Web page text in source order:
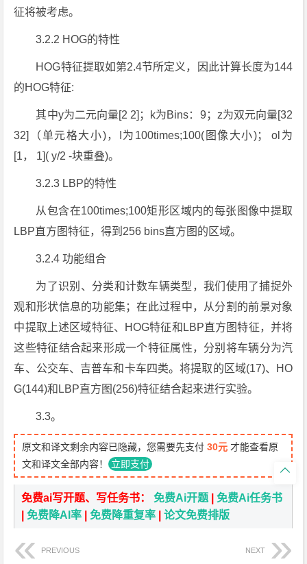
征将被考虑。
3.2.2 HOG的特性
HOG特征提取如第2.4节所定义，因此计算长度为144
的HOG特征:
其中y为二元向量[2 2]；k为Bins：9；z为双元向量[32
32]（单元格大小)，I为100times;100(图像大小)； ol为
[1， 1]( y/2 -块重叠)。
3.2.3 LBP的特性
从包含在100times;100矩形区域内的每张图像中提取
LBP直方图特征，得到256 bins直方图的区域。
3.2.4 功能组合
为了识别、分类和计数车辆类型，我们使用了捕捉外
观和形状信息的功能集；在此过程中，从分割的前景对象
中提取上述区域特征、HOG特征和LBP直方图特征，并将
这些特征结合起来形成一个特征属性，分别将车辆分为汽
车、公交车、吉普车和卡车四类。将提取的区域(17)、HO
G(144)和LBP直方图(256)特征结合起来进行实验。
3.3。
原文和译文剩余内容已隐藏，您需要先支付30元 才能查看原
文和译文全部内容！ 立即支付
免费ai写开题、写任务书：免费Ai开题 |免费Ai任务书
|免费降AI率 |免费降重复率 |论文免费排版
PREVIOUS NEXT
